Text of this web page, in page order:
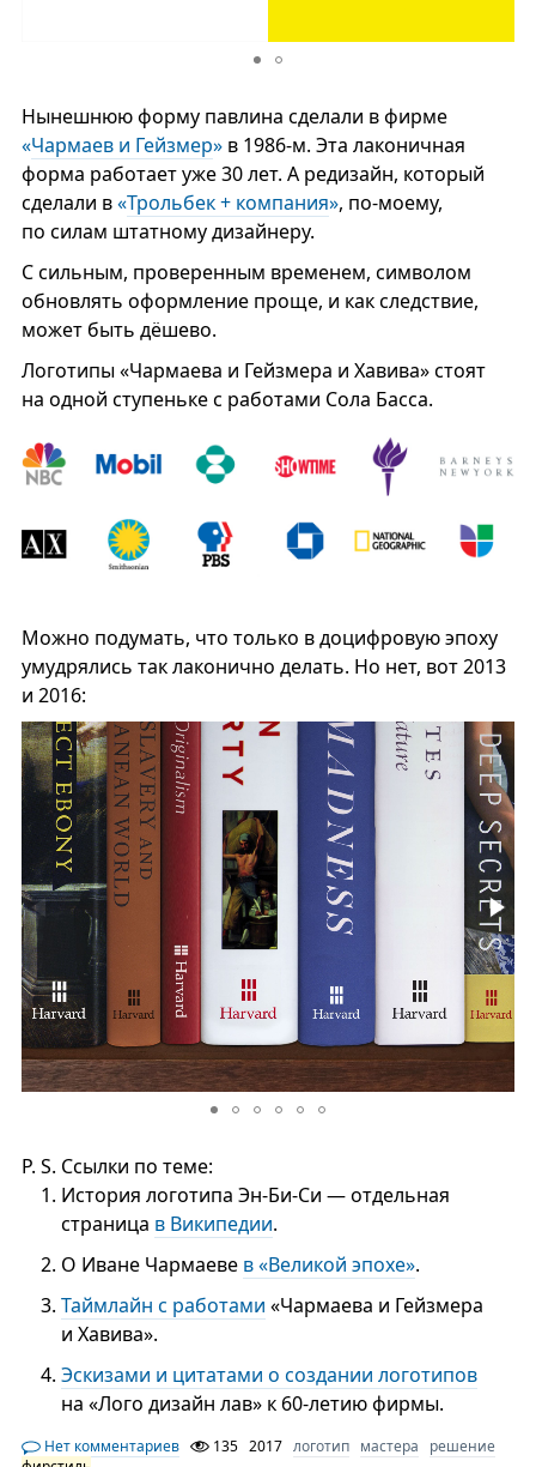
Нынешнюю форму павлина сделали в фирме
«Чармаев и Гейзмер»в 1986-м. Эта лаконичная
форма работает уже 30 лет. А редизайн, который
сделали в«Трольбек + компания», по-моему,
по силам штатному дизайнеру.
С сильным, проверенным временем, символом
обновлять оформление проще, и как следствие,
может быть дёшево.
Логотипы «Чармаева и Гейзмера и Хавива» стоят
на одной ступеньке с работами Сола Басса.
Можно подумать, что только в доцифровую эпоху
умудрялись так лаконично делать. Но нет, вот 2013
и 2016:
P. S. Ссылки по теме:
История логотипа Эн-Би-Си — отдельная
страница в Википедии.
О Иване Чармаеве в «Великой эпохе».
Таймлайн с работами «Чармаева и Гейзмера
и Хавива».
Эскизами и цитатами о создании логотипов
на «Лого дизайн лав» к 60-летию фирмы.
Нет комментариев 135 2017 логотип мастера
решение